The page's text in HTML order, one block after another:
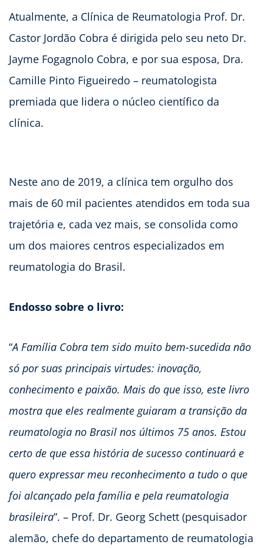
Atualmente, a Clínica de Reumatologia Prof. Dr.
Castor Jordão Cobra é dirigida pelo seu neto Dr.
Jayme Fogagnolo Cobra, e por sua esposa, Dra.
Camille Pinto Figueiredo – reumatologista
premiada que lidera o núcleo científico da
clínica.
Neste ano de 2019, a clínica tem orgulho dos
mais de 60 mil pacientes atendidos em toda sua
trajetória e, cada vez mais, se consolida como
um dos maiores centros especializados em
reumatologia do Brasil.
Endosso sobre o livro:
“A Família Cobra tem sido muito bem-sucedida não
só por suas principais virtudes: inovação,
conhecimento e paixão. Mais do que isso, este livro
mostra que eles realmente guiaram a transição da
reumatologia no Brasil nos últimos 75 anos. Estou
certo de que essa história de sucesso continuará e
quero expressar meu reconhecimento a tudo o que
foi alcançado pela família e pela reumatologia
brasileira”. – Prof. Dr. Georg Schett (pesquisador
alemão, chefe do departamento de reumatologia